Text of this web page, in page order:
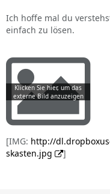
Ich hoffe mal du
einfach zu lösen.
[IMG: http://
skasten.jpg
]